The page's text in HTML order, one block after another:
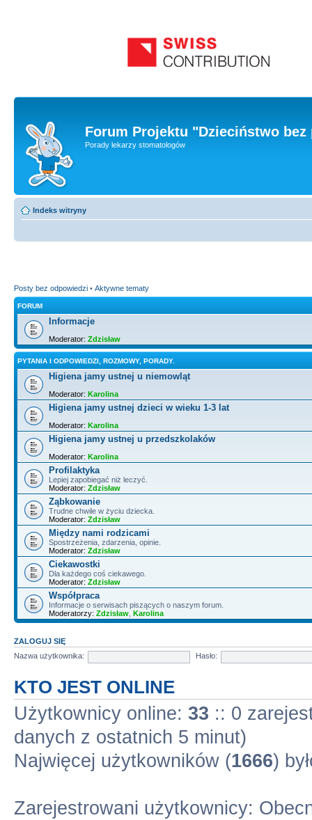
Forum Projektu "Dzieciństwo
Porady lekarzy stomatologów
Indeks witryny
Posty bez odpowiedzi • Aktywne tematy
FORUM
Informacje
Moderator: Zdzisław
PYTANIA I ODPOWIEDZI, ROZMOWY, PORADY.
Higiena jamy ustnej u niemowląt
Moderator: Karolina
Higiena jamy ustnej dzieci w wieku 1-3 lat
Moderator: Karolina
Higiena jamy ustnej u przedszkolaków
Moderator: Karolina
Profilaktyka
Lepiej zapobiegać niż leczyć.
Moderator: Zdzisław
Ząbkowanie
Trudne chwile w życiu dziecka.
Moderator: Zdzisław
Między nami rodzicami
Spostrzeżenia, zdarzenia, opinie.
Moderator: Zdzisław
Ciekawostki
Dla każdego coś ciekawego.
Moderator: Zdzisław
Współpraca
Informacje o serwisach piszących o naszym forum.
Moderatorzy: Zdzisław Karolina
ZALOGUJ SIĘ
Nazwa użytkownika:
Hasło:
KTO JEST ONLINE
Użytkownicy online: 33 :: 0
danych z ostatnich 5 minut)
Najwięcej użytkowników (1666)
Zarejestrowani użytkownicy: